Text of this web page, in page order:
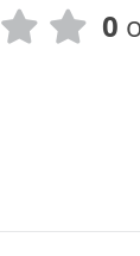
0